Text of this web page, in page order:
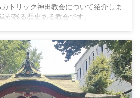
トリック神田教会について紹介しま
残る歴史ある教会です。